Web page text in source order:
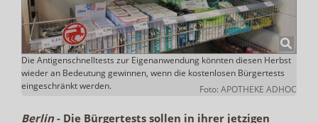
Die Antigenschnelltests zur Eigenanwendung könnten diesen Herbst
wieder an Bedeutung gewinnen, wenn die kostenlosen Bürgertests
eingeschränkt werden.
Foto: APOTHEKE ADHOC
Berlin- Die Bürgertests sollen in ihrer jetzigen